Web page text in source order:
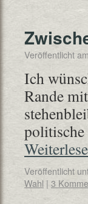
Veröffentlicht am
Ich
Rande
Veröffentlicht
Wahl | 3